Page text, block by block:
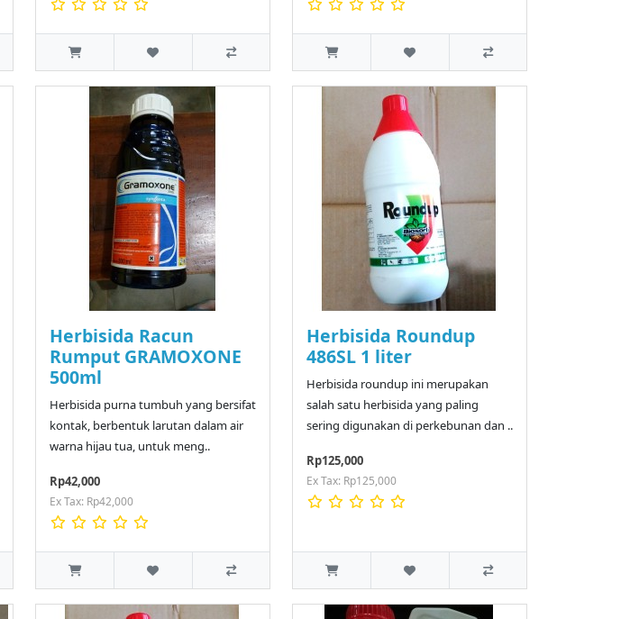
Herbisida Racun
Rumput GRAMOXONE
500ml
Herbisida purna tumbuh yang bersifat
kontak, berbentuk larutan dalam air
warna hijau tua, untuk meng..
Rp42,000
Ex Tax: Rp42,000
Herbisida Roundup
486SL 1 liter
Herbisida roundup ini merupakan
salah satu herbisida yang paling
sering digunakan di perkebunan dan ..
Rp125,000
Ex Tax: Rp125,000